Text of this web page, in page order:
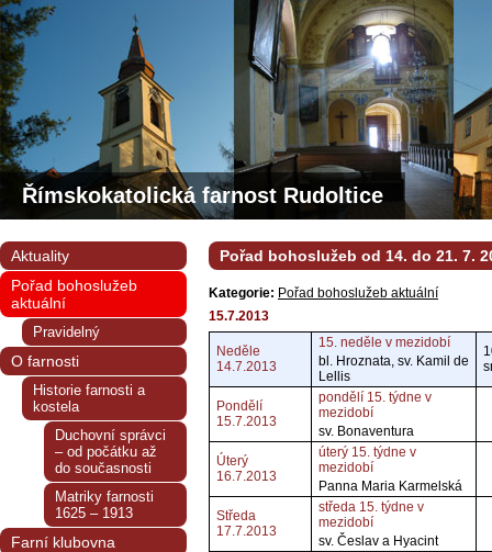
Římskokatolická farnost Rudoltice
Pořad bohoslužeb od 14. do 21. 7.
Kategorie: Pořad bohoslužeb aktuální
15.7.2013
Neděle
14.7.2013
15. neděle v mezidobí
bl. Hroznata, sv. Kamil de
Lellis
Pondělí
15.7.2013
pondělí 15. týdne v
mezidobí
sv. Bonaventura
Úterý
16.7.2013
úterý 15. týdne v
mezidobí
Panna Maria Karmelská
Středa
17.7.2013
středa 15. týdne v
mezidobí
sv. Česlav a Hyacint
Aktuality
Pořad bohoslužeb
aktuální
Pravidelný
O farnosti
Historie farnosti a
kostela
Duchovní správci
– od počátku až
do současnosti
Matriky farnosti
1625 – 1913
Farní klubovna